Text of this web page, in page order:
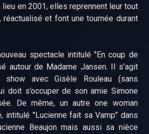
lieu en 2001, elles reprennent leur tout
réactualisé et font une tournée durant
spectacle intitulé "En coup de
autour de Madame Jansen. Il s’agit
show avec Gisèle Rouleau (sans
doit s’occuper de son amie Simone
De même, un autre one woman
intitulé "Lucienne fait sa Vamp" dans
Beaujon mais aussi sa nièce